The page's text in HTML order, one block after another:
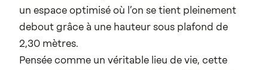
un espace optimisé où l’on se tient pleinement
debout grâce à une hauteur sous plafond de
2,30 mètres.
Pensée comme un véritable lieu de vie, cette